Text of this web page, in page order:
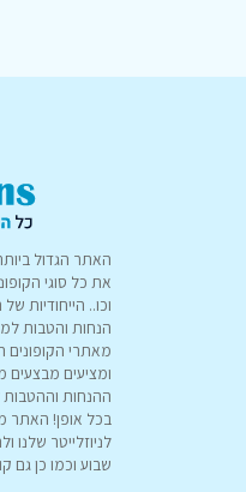
האתר הגדול
את כל סוגי
וכו.. הייחודיות
הנחות והטבות
מאתרי הקופונים
ומציעים
ההנחות
בכל אופן! האתר
לניוזלייטר
שבוע וכמו כן גם